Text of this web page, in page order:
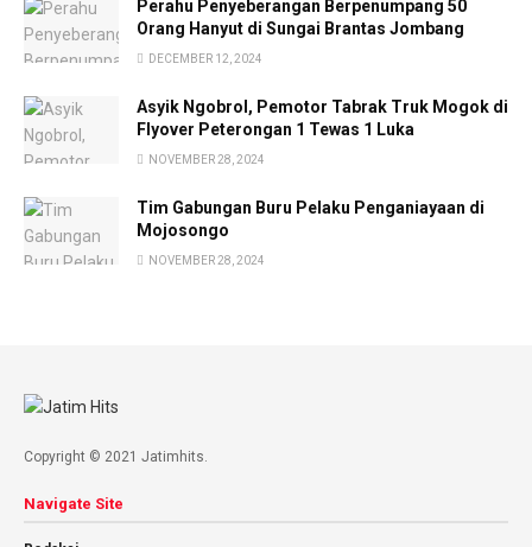
Perahu Penyeberangan Berpenumpang 50
Orang Hanyut di Sungai Brantas Jombang
DECEMBER 12, 2024
Asyik Ngobrol, Pemotor Tabrak Truk Mogok di
Flyover Peterongan 1 Tewas 1 Luka
NOVEMBER 28, 2024
Tim Gabungan Buru Pelaku Penganiayaan di
Mojosongo
NOVEMBER 28, 2024
Copyright © 2021 Jatimhits.
Navigate Site